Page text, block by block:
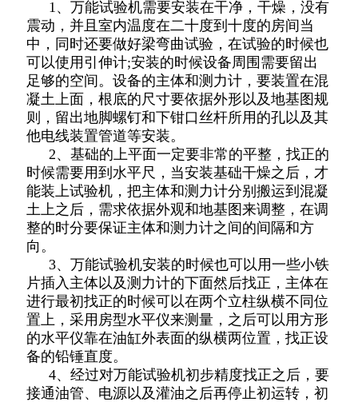
1、万能试验机需要安装在干净，干燥，没有
震动，并且室内温度在二十度到十度的房间当
中，同时还要做好梁弯曲试验，在试验的时候也
可以使用引伸计;安装的时候设备周围需要留出
足够的空间。设备的主体和测力计，要装置在混
凝土上面，根底的尺寸要依据外形以及地基图规
则，留出地脚螺钉和下钳口丝杆所用的孔以及其
他电线装置管道等安装。
2、基础的上平面一定要非常的平整，找正的
时候需要用到水平尺，当安装基础干燥之后，才
能装上试验机，把主体和测力计分别搬运到混凝
土上之后，需求依据外观和地基图来调整，在调
整的时分要保证主体和测力计之间的间隔和方
向。
3、万能试验机安装的时候也可以用一些小铁
片插入主体以及测力计的下面然后找正，主体在
进行最初找正的时候可以在两个立柱纵横不同位
置上，采用房型水平仪来测量，之后可以用方形
的水平仪靠在油缸外表面的纵横两位置，找正设
备的铅锤直度。
4、经过对万能试验机初步精度找正之后，要
接通油管、电源以及灌油之后再停止初运转，初